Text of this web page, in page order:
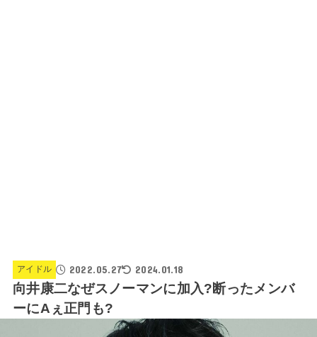
アイドル 2022.05.27 2024.01.18
向井康二なぜスノーマンに加入?断ったメンバ
ーにAぇ正門も?